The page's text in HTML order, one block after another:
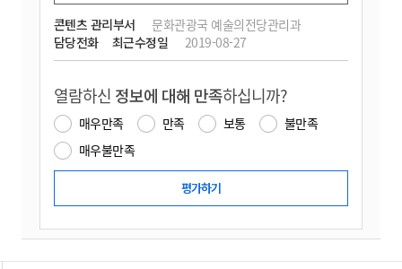
콘텐츠 관리부서
문화관광국 예술의전당관리과
담당전화
최근수정일 2019-08-27
열람하신 정보에 대해 만족하십니까?
매우만족 만족 보통
불만족
매우불만족